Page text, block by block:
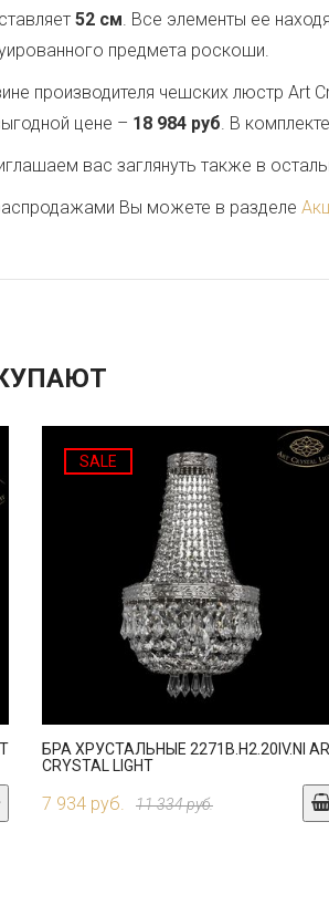
52 см. Все элементы ее
предмета роскоши.
производителя чешских люстр
цене – 18 984 руб. В
вас заглянуть также в
Вы можете в разделе
SALE
БРА ХРУСТАЛЬНЫЕ 2271B.H2.20IV.NI
CRYSTAL LIGHT
7 934 руб. 11 334 руб.